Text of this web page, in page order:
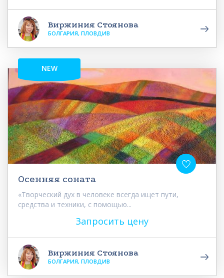
Виржиния Стоянова
БОЛГАРИЯ, ПЛОВДИВ
NEW
Осенняя соната
«Творческий дух в человеке всегда ищет пути,
средства и техники, с помощью...
Запросить цену
Виржиния Стоянова
БОЛГАРИЯ, ПЛОВДИВ